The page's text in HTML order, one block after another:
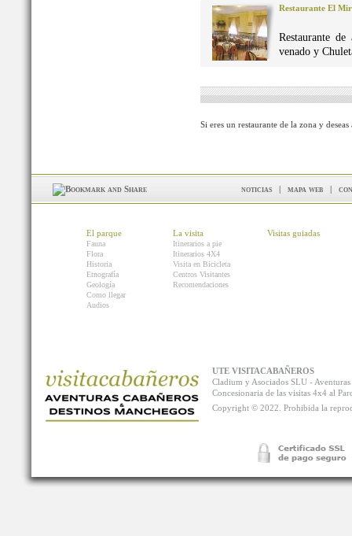
Restaurante El
Restaurante
venado y
Si eres un restaurante de la zona y
noticias | mapa web |
El parque
Fauna
Flora
Historia
Etnografía
Geología
Como llegar
Audios
La visita
Itinerarios a pie
Itinerarios 4X4
Visita en Bicicleta
Centros Visitantes
Recomendaciones
Visitas guiadas
UTE VISITACABAÑEROS
Cladium y Asociados SLU -
Concesionaria de las visitas 4x4 al
Copyright © 2022. Prohibida la